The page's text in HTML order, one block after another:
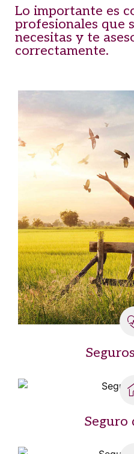
Lo importante es
profesionales que
necesitas y te
correctamente.
Seguro